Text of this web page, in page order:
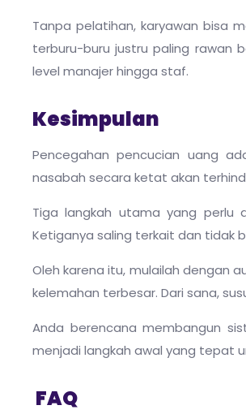
Tanpa pelatihan, karyawan bisa
terburu-buru justru paling rawan
level manajer hingga staf.
Kesimpulan
Pencegahan pencucian uang
nasabah secara ketat akan
Tiga langkah utama yang perlu
Ketiganya saling terkait dan tidak
Oleh karena itu, mulailah dengan
kelemahan terbesar. Dari sana,
Anda berencana membangun
menjadi langkah awal yang tepat
FAQ